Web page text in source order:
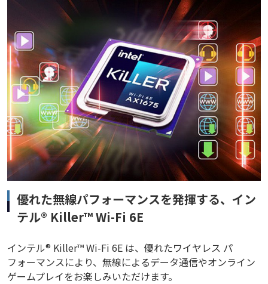
優れた無線パフォーマンスを発揮する、イン
テル® Killer™ Wi-Fi 6E
インテル® Killer™ Wi-Fi 6E は、優れたワイヤレス パ
フォーマンスにより、無線によるデータ通信やオンライン
ゲームプレイをお楽しみいただけます。